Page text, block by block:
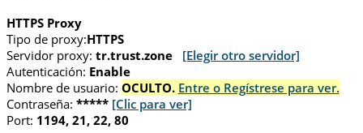
HTTPS Proxy
Tipo de proxy:HTTPS
Servidor proxy: tr.trust.zone
[Elegir otro servidor]
Autenticación: Enable
Nombre de usuario: OCULTO. Entre o Regístrese para ver.
Contraseña: ***** [Clic para ver]
Port: 1194, 21, 22, 80